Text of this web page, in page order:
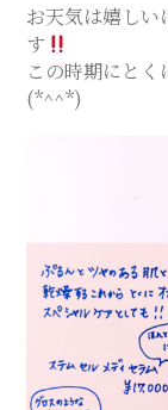
お天気は嬉しい
す
この時期にと
(*^^*)